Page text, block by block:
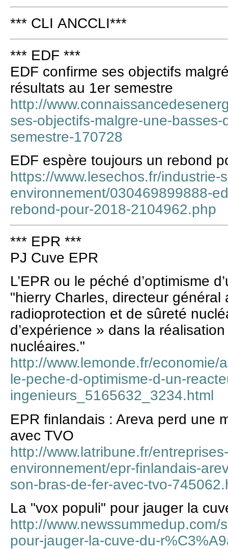
*** CLI ANCCLI***
*** EDF ***
EDF confirme ses objectifs
résultats au 1er semestre
http://
ses-objectifs-malgre-une-
semestre-170728
EDF espère toujours un rebond
https://www.lesechos.fr/industrie-
environnement/030469899888-
rebond-pour-2018-2104962.php
*** EPR ***
PJ Cuve EPR
L’EPR ou le péché d’optimisme
"hierry Charles, directeur général
radioprotection et de sûreté
d’expérience » dans la
nucléaires."
http://www.lemonde.fr/economie/
le-peche-d-optimisme-d-un-
ingenieurs_5165632_3234.html
EPR finlandais : Areva perd une
avec TVO
http://www.latribune.fr/
environnement/epr-finlandais-
son-bras-de-fer-avec-tvo-
La "vox populi" pour jauger la
http://www.newssummedup.com/
pour-jauger-la-cuve-du-